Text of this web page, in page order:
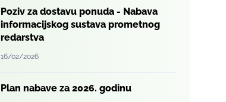
Poziv za dostavu ponuda - Nabava
informacijskog sustava prometnog
redarstva
16/02/2026
Plan nabave za 2026. godinu